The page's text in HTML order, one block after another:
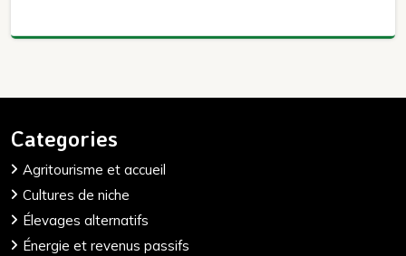
Categories
Agritourisme et accueil
Cultures de niche
Élevages alternatifs
Énergie et revenus passifs